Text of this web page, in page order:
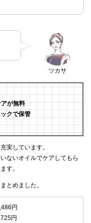
ツカサ
が無料
クで保管
実しています。
ないオイルでケアしてもら
す。
とめました。
円
円